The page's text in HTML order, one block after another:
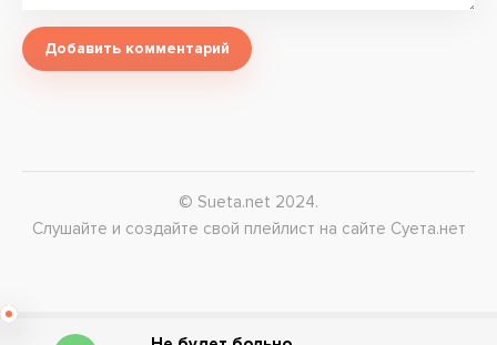
Добавить комментарий
© Sueta.net 2024.
Слушайте и создайте свой плейлист на сайте Суета.нет